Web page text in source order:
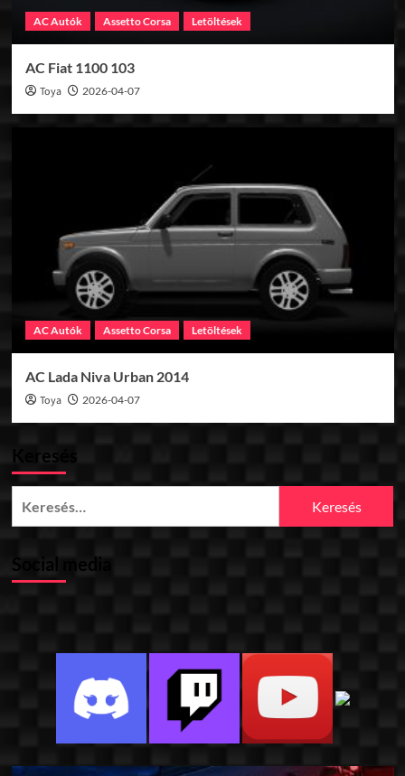
AC Autók Assetto Corsa Letöltések
AC Fiat 1100 103
Toya 2026-04-07
AC Autók Assetto Corsa Letöltések
AC Lada Niva Urban 2014
Toya 2026-04-07
Keresés
Social media